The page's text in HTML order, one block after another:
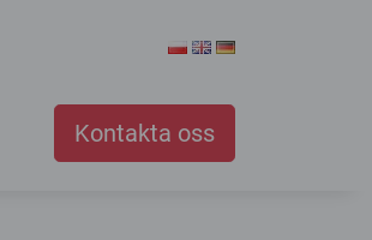
Kontakta oss